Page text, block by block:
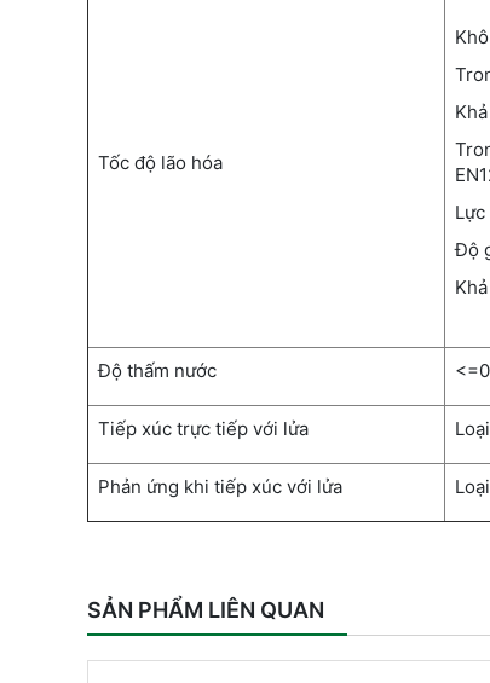
Tốc độ lão hóa
Độ
Độ thấm nước
Tiếp xúc trực tiếp với lửa
Phản ứng khi tiếp xúc với lửa
SẢN PHẨM LIÊN QUAN